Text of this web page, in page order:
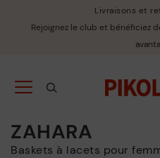
Livraisons et
Rejoignez le club et bénéficiez
ZAHARA
Baskets à lacets pour